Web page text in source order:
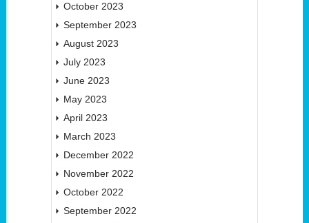
October 2023
September 2023
August 2023
July 2023
June 2023
May 2023
April 2023
March 2023
December 2022
November 2022
October 2022
September 2022